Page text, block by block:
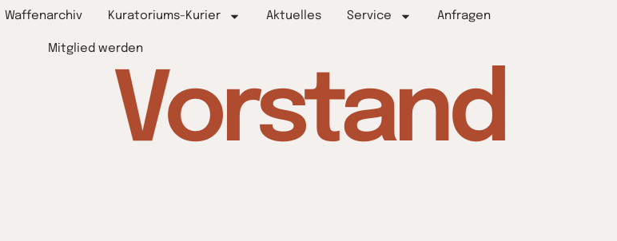
Waffenarchiv Kuratoriums-Kurier Aktuelles Service Anfragen
Mitglied werden
Vorstand